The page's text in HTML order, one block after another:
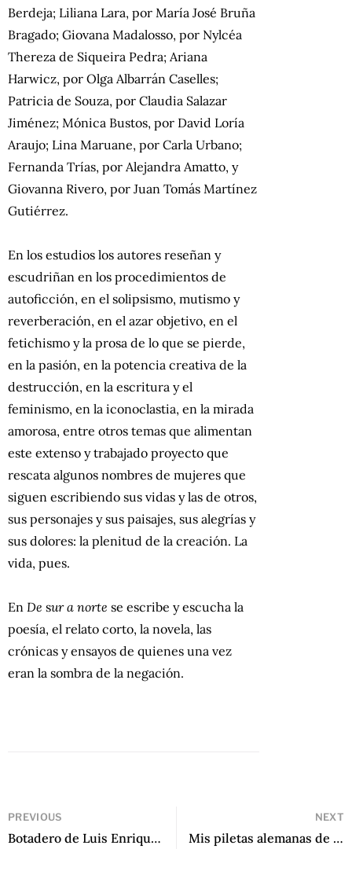
Berdeja; Liliana Lara, por María José Bruña
Bragado; Giovana Madalosso, por Nylcéa
Thereza de Siqueira Pedra; Ariana
Harwicz, por Olga Albarrán Caselles;
Patricia de Souza, por Claudia Salazar
Jiménez; Mónica Bustos, por David Loría
Araujo; Lina Maruane, por Carla Urbano;
Fernanda Trías, por Alejandra Amatto, y
Giovanna Rivero, por Juan Tomás Martínez
Gutiérrez.
En los estudios los autores reseñan y
escudriñan en los procedimientos de
autoficción, en el solipsismo, mutismo y
reverberación, en el azar objetivo, en el
fetichismo y la prosa de lo que se pierde,
en la pasión, en la potencia creativa de la
destrucción, en la escritura y el
feminismo, en la iconoclastia, en la mirada
amorosa, entre otros temas que alimentan
este extenso y trabajado proyecto que
rescata algunos nombres de mujeres que
siguen escribiendo sus vidas y las de otros,
sus personajes y sus paisajes, sus alegrías y
sus dolores: la plenitud de la creación. La
vida, pues.
En De sur a norte se escribe y escucha la
poesía, el relato corto, la novela, las
crónicas y ensayos de quienes una vez
eran la sombra de la negación.
PREVIOUS
Botadero de Luis Enrique Belmonte
NEXT
Mis piletas alemanas de Juan Vitulli